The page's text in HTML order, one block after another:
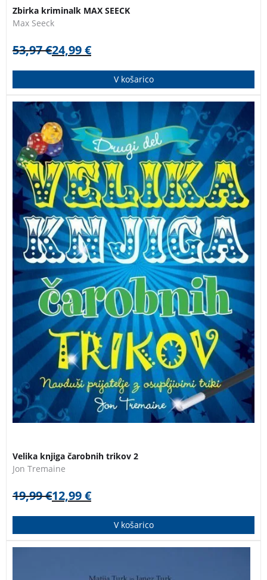
Zbirka kriminalk MAX SEECK
Max Seeck
53,97€24,99€
V košarico
Abrakadabra, čira čara! Ta čudovita knjiga najboljših
čarobnih trikov ti bo pomagala, da boš postal novi
Houdini!
Velika knjiga čarobnih trikov 2
Jon Tremaine
19,99€12,99€
V košarico